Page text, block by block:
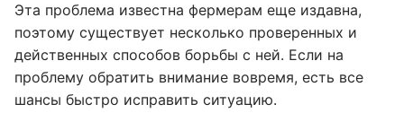
Эта проблема известна фермерам еще издавна,
поэтому существует несколько проверенных и
действенных способов борьбы с ней. Если на
проблему обратить внимание вовремя, есть все
шансы быстро исправить ситуацию.